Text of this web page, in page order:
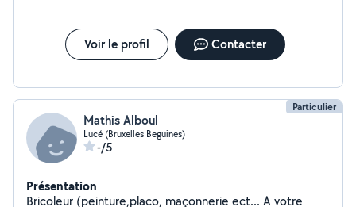
Voir le profil Contacter
Particulier
Mathis Alboul
Lucé (Bruxelles Beguines)
-/5
Présentation
Bricoleur (peinture,placo, maçonnerie ect... A votre